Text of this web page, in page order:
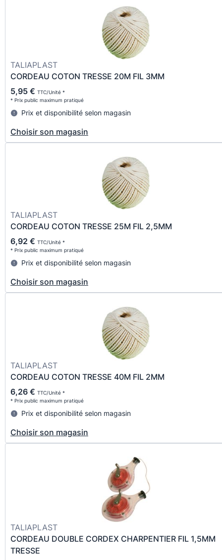
TALIAPLAST
CORDEAU COTON TRESSE 20M FIL 3MM
5,95 € TTC/Unité *
* Prix public maximum pratiqué
Prix et disponibilité selon magasin
Choisir son magasin
TALIAPLAST
CORDEAU COTON TRESSE 25M FIL 2,5MM
6,92 € TTC/Unité *
* Prix public maximum pratiqué
Prix et disponibilité selon magasin
Choisir son magasin
TALIAPLAST
CORDEAU COTON TRESSE 40M FIL 2MM
6,26 € TTC/Unité *
* Prix public maximum pratiqué
Prix et disponibilité selon magasin
Choisir son magasin
TALIAPLAST
CORDEAU DOUBLE CORDEX CHARPENTIER FIL 1,5MM
TRESSE